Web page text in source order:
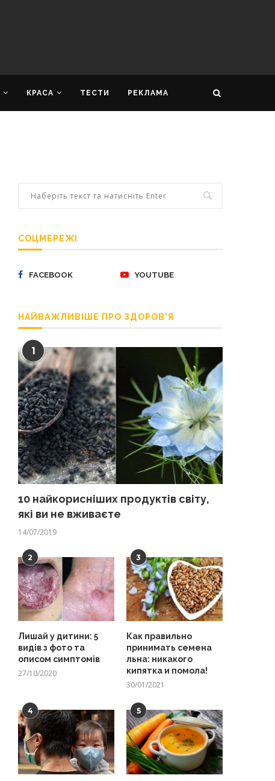
КРАСА ТЕСТИ РЕКЛАМА
СОЦМЕРЕЖІ
FACEBOOK YOUTUBE
НАЙВАЖЛИВІШЕ ПРО ЗДОРОВ’Я
1
10 найкорисніших продуктів світу,
які ви не вживаєте
14/07/2019
2
Лишай у дитини: 5
видів з фото та
описом симптомів
27/10/2020
3
Как правильно
принимать семена
льна: никакого
кипятка и помола!
30/01/2021
4 5